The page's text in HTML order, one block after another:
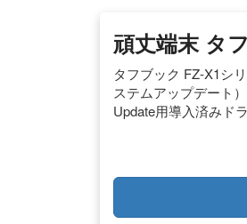
頑丈端末 タ
タフブック FZ-X1シ
ステムアップデート
Update用導入済みド